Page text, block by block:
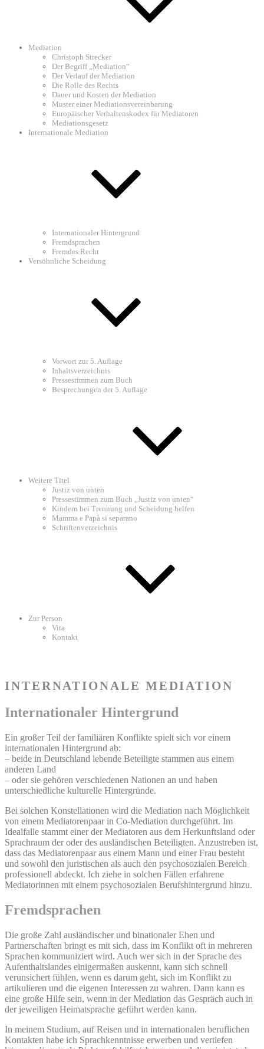
Mediation
Christoph Strecker
Der Begriff „Mediation“
Der Verlauf der Mediation
Die Rolle des Rechts
Dauer und Kosten der Mediation
Muster einer Mediationsvereinbarung
Europäischer Verhaltenskodex für Mediatoren
Mediationsgesetz
Internationale Mediation
Internationaler Hintergrund
Fremdsprachen
Fremdes Recht
Versöhnliche Scheidung
Vorwort zur 5. Auflage
Inhaltsverzeichnis
Pressestimmen zum Buch
Besprechungen der 5. Auflage
Weitere Titel
Justiz von unten
Pressestimmen zum Buch „Justiz von unten“
Kindern bei Trennung und Scheidung helfen
Mamma e Papà si separano
Schriftenverzeichnis
Zur Person
Vita
Kontakt
INTERNATIONALE MEDIATION
Internationaler Hintergrund
Ein großer Teil der familiären Konflikte spielt sich vor einem
internationalen Hintergrund ab:
– beide in Deutschland lebende Beteiligte stammen aus einem
anderen Land
– oder sie gehören verschiedenen Nationen an und haben
unterschiedliche kulturelle Hintergründe.
Bei solchen Konstellationen wird die Mediation nach Möglichkeit
von einem Mediatorenpaar in Co-Mediation durchgeführt. Im
Idealfalle stammt einer der Mediatoren aus dem Herkunftsland oder
Sprachraum der oder des ausländischen Beteiligten. Anzustreben ist,
dass das Mediatorenpaar aus einem Mann und einer Frau besteht
und sowohl den juristischen als auch den psychosozialen Bereich
professionell abdeckt. Ich ziehe in solchen Fällen erfahrene
Mediatorinnen mit einem psychosozialen Berufshintergrund hinzu.
Fremdsprachen
Die große Zahl ausländischer und binationaler Ehen und
Partnerschaften bringt es mit sich, dass im Konflikt oft in mehreren
Sprachen kommuniziert wird. Auch wer sich in der Sprache des
Aufenthaltslandes einigermaßen auskennt, kann sich schnell
verunsichert fühlen, wenn es darum geht, sich im Konflikt zu
artikulieren und die eigenen Interessen zu wahren. Dann kann es
eine große Hilfe sein, wenn in der Mediation das Gespräch auch in
der jeweiligen Heimatsprache geführt werden kann.
In meinem Studium, auf Reisen und in internationalen beruflichen
Kontakten habe ich Sprachkenntnisse erwerben und vertiefen